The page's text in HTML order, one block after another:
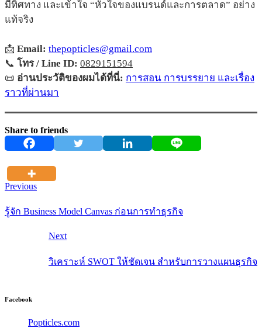
มีทิศทาง และเข้าใจ “หัวใจของแบรนด์และการตลาด” อย่าง
แท้จริง
📩 Email: thepopticles@gmail.com
📞 โทร / Line ID: 0829151594
📜 อ่านประวัติของผมได้ที่นี่: การสอน การบรรยาย และเรื่อง
ราวที่ผ่านมา
Share to friends
Previous
รู้จัก Business Model Canvas ก่อนการทำธุรกิจ
Next
วิเคราะห์ SWOT ให้ชัดเจน สำหรับการวางแผนธุรกิจ
Facebook
Popticles.com